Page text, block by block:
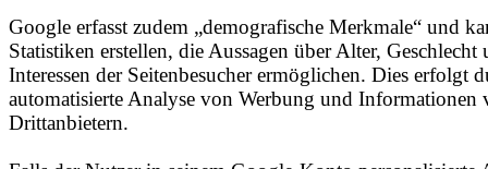
Google erfasst zudem „demografische Merkmale“ und
Statistiken erstellen, die Aussagen über Alter, Geschlecht
Interessen der Seitenbesucher ermöglichen. Dies erfolgt
automatisierte Analyse von Werbung und Informationen
Drittanbietern.